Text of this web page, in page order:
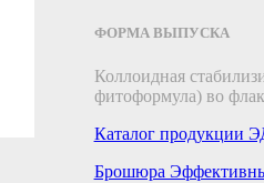
ФОРМА ВЫПУСКА
Коллоидная
фитоформула) во
Каталог продукции
Брошюра